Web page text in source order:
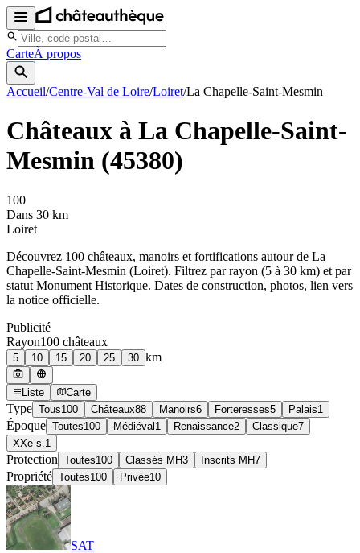
CarteÀ propos
Accueil/Centre-Val de Loire/Loiret/La Chapelle-Saint-Mesmin
Châteaux à La Chapelle-Saint-
Mesmin (45380)
100
Dans 30 km
Loiret
Découvrez 100 châteaux, manoirs et fortifications autour de La
Chapelle-Saint-Mesmin (Loiret). Filtrez par rayon (5 à 30 km) et par
statut Monument Historique. Dates de construction, photos, lien vers
la notice officielle.
Publicité
Rayon100 châteaux
5 10 15 20 25 30 km
Liste Carte
Type Tous100 Châteaux88 Manoirs6 Forteresses5 Palais1
Époque Toutes100 Médiéval 1 Renaissance2 Classique7
XXe s. 1
Protection Toutes100 Classés MH3 Inscrits MH7
Propriété Toutes100 Privée10
SAT